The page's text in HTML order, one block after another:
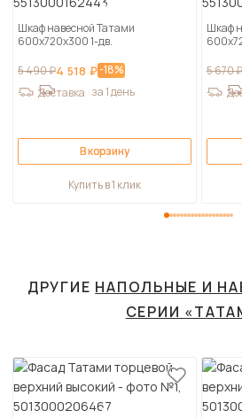
Шкаф навесной Татами
600х720х300 1-дв.
5 490 ₽4 518 ₽-18%
Доставка за 1 день
В корзину
Купить в 1 клик
Шкаф
5 670 ₽
ДРУГИЕ НАПОЛЬНЫЕ И
СЕРИИ